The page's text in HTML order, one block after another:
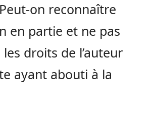
on reconnaître
en partie et ne pas
droits de l’auteur
ayant abouti à la